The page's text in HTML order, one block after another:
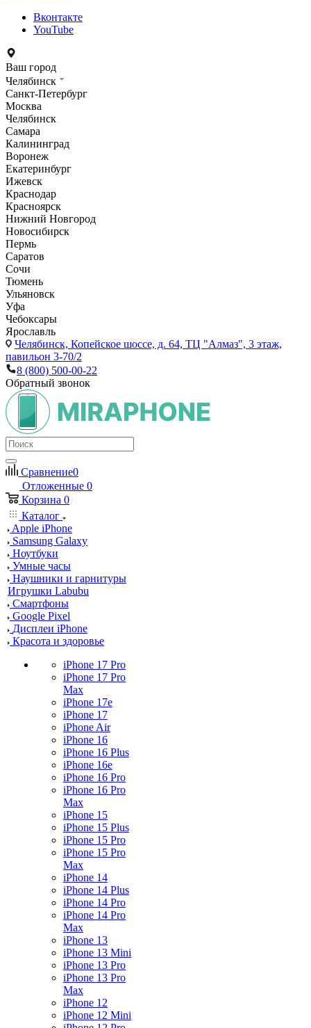
Вконтакте
YouTube
Ваш город
Челябинск
Санкт-Петербург
Москва
Челябинск
Самара
Калининград
Воронеж
Екатеринбург
Ижевск
Краснодар
Красноярск
Нижний Новгород
Новосибирск
Пермь
Саратов
Сочи
Тюмень
Ульяновск
Уфа
Чебоксары
Ярославль
Челябинск, Копейское шоссе, д. 64, ТЦ "Алмаз", 3 этаж,
павильон 3-70/2
8 (800) 500-00-22
Обратный звонок
Сравнение0
Отложенные 0
Корзина 0
Каталог
Apple iPhone
Samsung Galaxy
Ноутбуки
Умные часы
Наушники и гарнитуры
Игрушки Labubu
Смартфоны
Google Pixel
Дисплеи iPhone
Красота и здоровье
iPhone 17 Pro
iPhone 17 Pro
Max
iPhone 17e
iPhone 17
iPhone Air
iPhone 16
iPhone 16 Plus
iPhone 16e
iPhone 16 Pro
iPhone 16 Pro
Max
iPhone 15
iPhone 15 Plus
iPhone 15 Pro
iPhone 15 Pro
Max
iPhone 14
iPhone 14 Plus
iPhone 14 Pro
iPhone 14 Pro
Max
iPhone 13
iPhone 13 Mini
iPhone 13 Pro
iPhone 13 Pro
Max
iPhone 12
iPhone 12 Mini